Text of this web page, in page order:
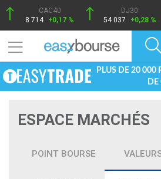
CAC40
8 714 +0,17 %
DJ30
54 037
+0,28 %
PLUS DE 20 000
DE
ESPACE MARCHÉS
POINT BOURSE